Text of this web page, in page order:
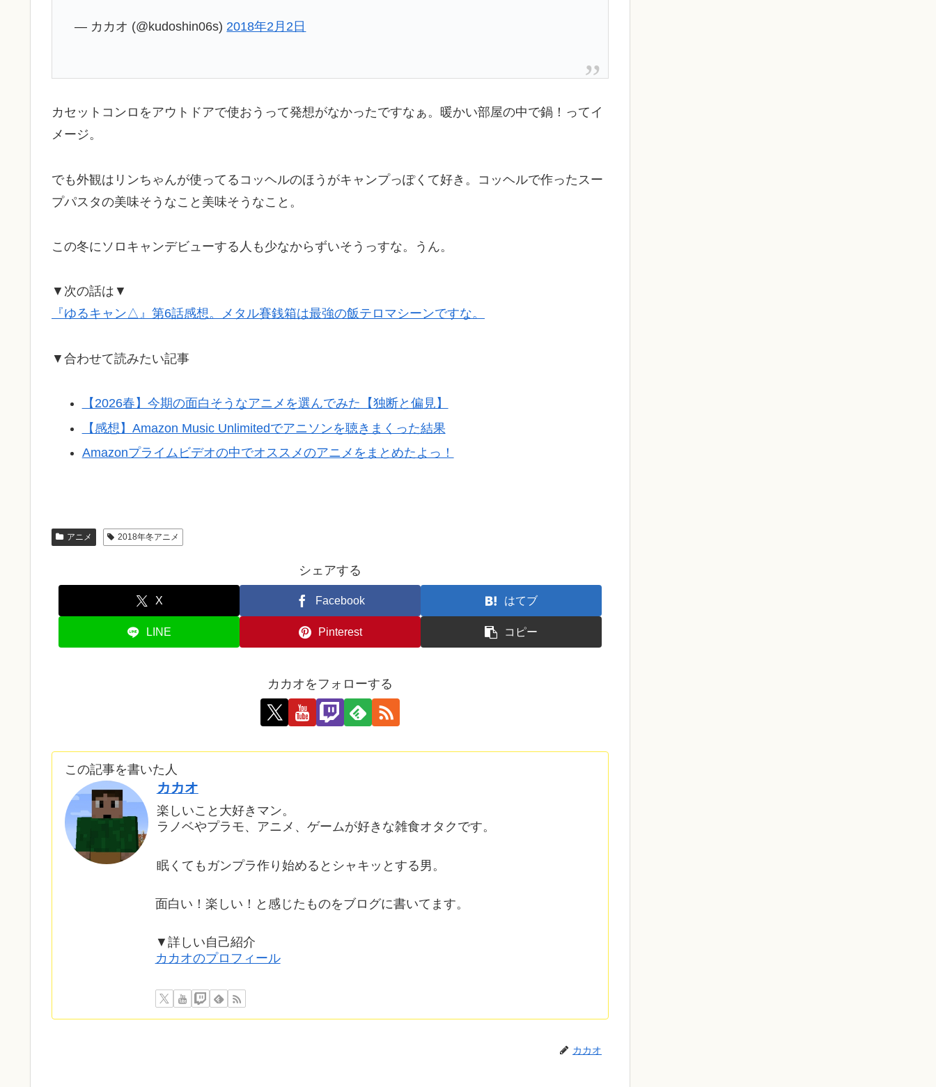
— カカオ (@kudoshin06s) 2018年2月2日
カセットコンロをアウトドアで使おうって発想がなかったですなぁ。暖かい部屋の中で鍋！ってイ
メージ。
でも外観はリンちゃんが使ってるコッヘルのほうがキャンプっぽくて好き。コッヘルで作ったスー
プパスタの美味そうなこと美味そうなこと。
この冬にソロキャンデビューする人も少なからずいそうっすな。うん。
▼次の話は▼
『ゆるキャン△』第6話感想。メタル賽銭箱は最強の飯テロマシーンですな。
▼合わせて読みたい記事
【2026春】今期の面白そうなアニメを選んでみた【独断と偏見】
【感想】Amazon Music Unlimitedでアニソンを聴きまくった結果
Amazonプライムビデオの中でオススメのアニメをまとめたよっ！
アニメ 2018年冬アニメ
シェアする
X Facebook はてブ
LINE Pinterest コピー
カカオをフォローする
この記事を書いた人
カカオ
楽しいこと大好きマン。
ラノベやプラモ、アニメ、ゲームが好きな雑食オタクです。
眠くてもガンプラ作り始めるとシャキッとする男。
面白い！楽しい！と感じたものをブログに書いてます。
▼詳しい自己紹介
カカオのプロフィール
カカオ